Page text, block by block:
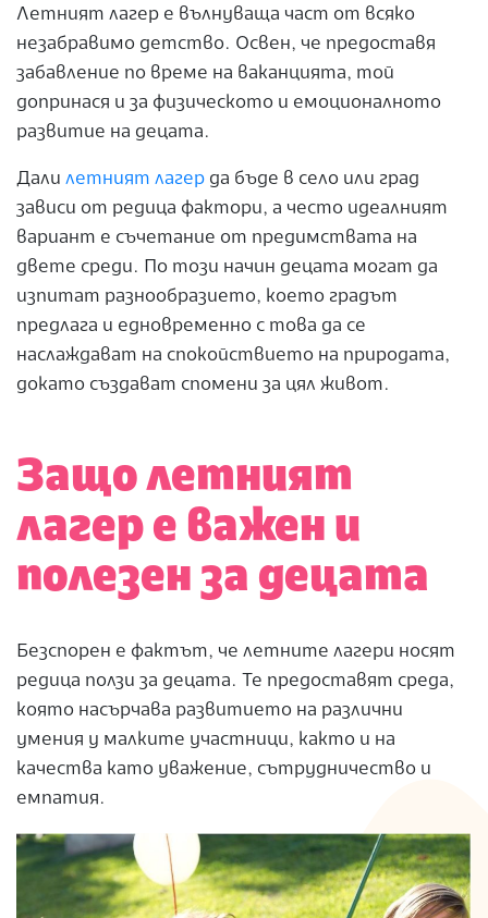
Летният лагер е вълнуваща част от всяко
незабравимо детство. Освен, че предоставя
забавление по време на ваканцията, той
допринася и за физическото и емоционалното
развитие на децата.
Дали летният лагер да бъде в село или град
зависи от редица фактори, а често идеалният
вариант е съчетание от предимствата на
двете среди. По този начин децата могат да
изпитат разнообразието, което градът
предлага и едновременно с това да се
наслаждават на спокойствието на природата,
докато създават спомени за цял живот.
Защо летният
лагер е важен и
полезен за децата
Безспорен е фактът, че летните лагери носят
редица ползи за децата. Те предоставят среда,
която насърчава развитието на различни
умения у малките участници, както и на
качества като уважение, сътрудничество и
емпатия.